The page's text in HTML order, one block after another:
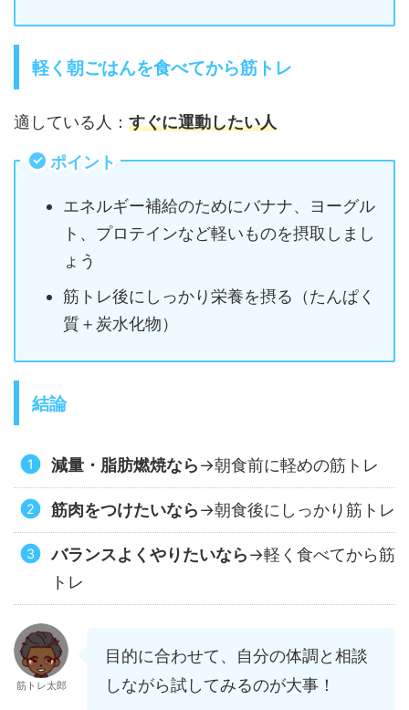
軽く朝ごはんを食べてから筋トレ
適している人： すぐに運動したい人
ポイント
エネルギー補給のためにバナナ、ヨーグル
ト、プロテインなど軽いものを摂取しまし
ょう
筋トレ後にしっかり栄養を摂る（たんぱく
質＋炭水化物）
結論
減量・脂肪燃焼なら→朝食前に軽めの筋トレ
筋肉をつけたいなら→朝食後にしっかり筋トレ
バランスよくやりたいなら→軽く食べてから筋
トレ
筋トレ太郎
目的に合わせて、自分の体調と相談
しながら試してみるのが大事！